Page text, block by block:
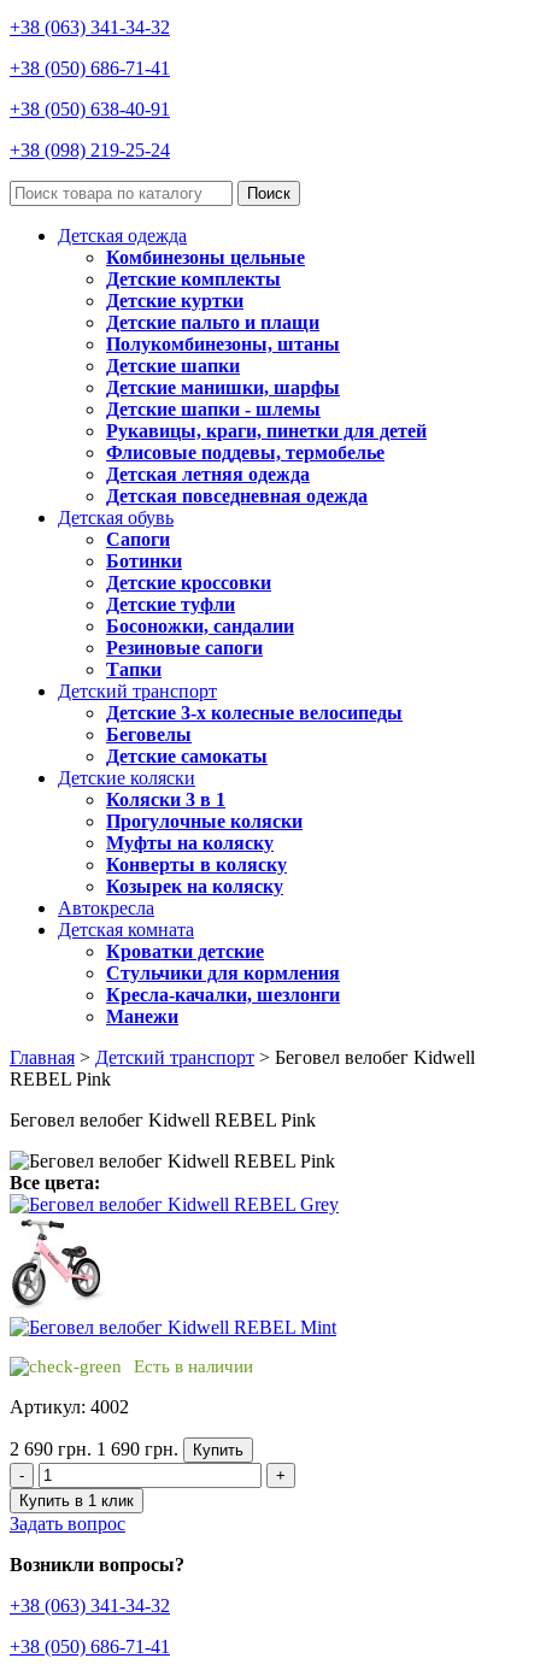
+38 (063) 341-34-32
+38 (050) 686-71-41
+38 (050) 638-40-91
+38 (098) 219-25-24
Поиск
Детская одежда
Комбинезоны цельные
Детские комплекты
Детские куртки
Детские пальто и плащи
Полукомбинезоны, штаны
Детские шапки
Детские манишки, шарфы
Детские шапки - шлемы
Рукавицы, краги, пинетки для детей
Флисовые поддевы, термобелье
Детская летняя одежда
Детская повседневная одежда
Детская обувь
Сапоги
Ботинки
Детские кроссовки
Детские туфли
Босоножки, сандалии
Резиновые сапоги
Тапки
Детский транспорт
Детские 3-х колесные велосипеды
Беговелы
Детские самокаты
Детские коляски
Коляски 3 в 1
Прогулочные коляски
Муфты на коляску
Конверты в коляску
Козырек на коляску
Автокресла
Детская комната
Кроватки детские
Стульчики для кормления
Кресла-качалки, шезлонги
Манежи
Главная > Детский транспорт > Беговел велобег Kidwell
REBEL Pink
Беговел велобег Kidwell REBEL Pink
Все цвета:
Есть в наличии
Артикул: 4002
2 690 грн. 1 690 грн.
Купить
-
+
Купить в 1 клик
Задать вопрос
Возникли вопросы?
+38 (063) 341-34-32
+38 (050) 686-71-41